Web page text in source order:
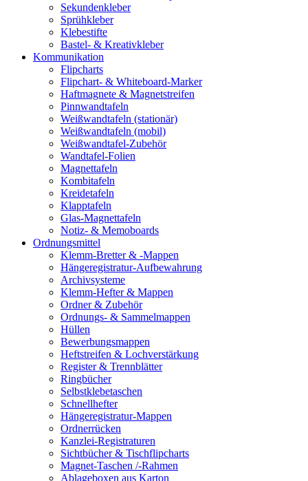
Sekundenkleber
Sprühkleber
Klebestifte
Bastel- & Kreativkleber
Kommunikation
Flipcharts
Flipchart- & Whiteboard-Marker
Haftmagnete & Magnetstreifen
Pinnwandtafeln
Weißwandtafeln (stationär)
Weißwandtafeln (mobil)
Weißwandtafel-Zubehör
Wandtafel-Folien
Magnettafeln
Kombitafeln
Kreidetafeln
Klapptafeln
Glas-Magnettafeln
Notiz- & Memoboards
Ordnungsmittel
Klemm-Bretter & -Mappen
Hängeregistratur-Aufbewahrung
Archivsysteme
Klemm-Hefter & Mappen
Ordner & Zubehör
Ordnungs- & Sammelmappen
Hüllen
Bewerbungsmappen
Heftstreifen & Lochverstärkung
Register & Trennblätter
Ringbücher
Selbstklebetaschen
Schnellhefter
Hängeregistratur-Mappen
Ordnerrücken
Kanzlei-Registraturen
Sichtbücher & Tischflipcharts
Magnet-Taschen /-Rahmen
Ablageboxen aus Karton